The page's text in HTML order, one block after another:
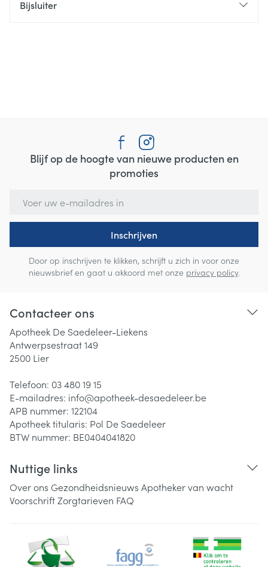
Bijsluiter
Blijf op de hoogte van nieuwe producten en
promoties
Inschrijven
Door op inschrijven te klikken, schrijft u zich in voor onze
nieuwsbrief en gaat u akkoord met onze privacy policy.
Contacteer ons
Apotheek De Saedeleer-Liekens
Antwerpsestraat 149
2500 Lier
Telefoon: 03 480 19 15
E-mailadres: info@apotheek-desaedeleer.be
APB nummer: 122104
Apotheek titularis: Pol De Saedeleer
BTW nummer: BE0404041820
Nuttige links
Over ons Gezondheidsnieuws Apotheker van wacht
VoorschriftZorgtarieven FAQ